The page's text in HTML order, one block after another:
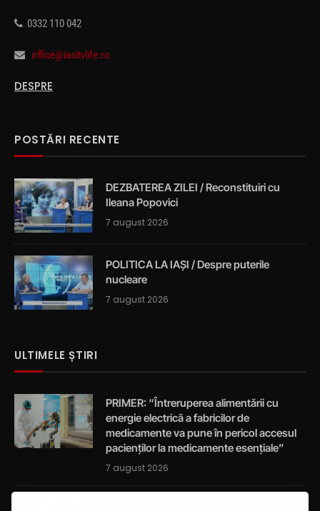
0332 110 042
office@iasitvlife.ro
DESPRE
POSTĂRI RECENTE
DEZBATEREA ZILEI / Reconstituiri cu
Ileana Popovici
7 august 2026
POLITICA LA IAȘI / Despre puterile
nucleare
7 august 2026
ULTIMELE ȘTIRI
PRIMER: “Întreruperea alimentării cu
energie electrică a fabricilor de
medicamente va pune în pericol accesul
pacienților la medicamente esențiale”
7 august 2026